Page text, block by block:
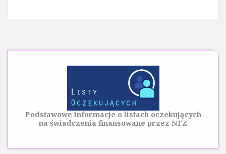
Podstawowe informacje o listach oczekujących
na świadczenia finansowane przez NFZ